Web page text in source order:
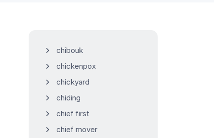
chibouk
chickenpox
chickyard
chiding
chief first
chief mover